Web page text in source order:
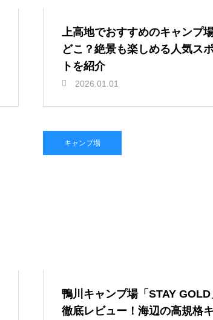
上高地でおすすめのキャンプ
どこ？絶景も楽しめる人気ス
トを紹介
2026.01.01
キャンプ場
鴨川キャンプ場「STAY GOLD
徹底レビュー！海辺の高規格